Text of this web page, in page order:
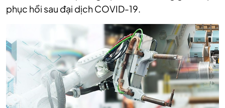
phục hồi sau đại dịch COVID-19.